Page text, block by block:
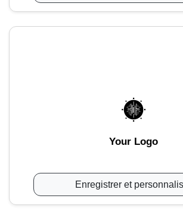
Your Logo
Enregistrer et